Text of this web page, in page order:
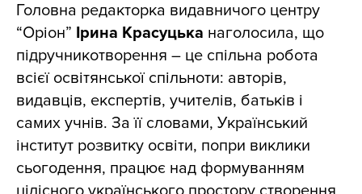
Головна редакторка видавничого центру
“Оріон” Ірина Красуцька наголосила, що
підручникотворення – це спільна робота
всієї освітянської спільноти: авторів,
видавців, експертів, учителів, батьків і
самих учнів. За її словами, Український
інститут розвитку освіти, попри виклики
сьогодення, працює над формуванням